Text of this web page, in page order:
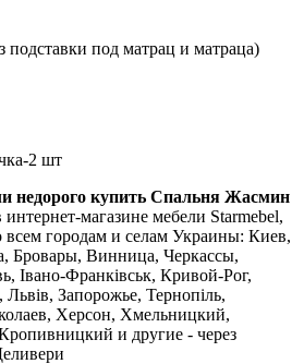
подставки под матрац и матраца)
2 шт
недорого купить Спальня Жасмин
интернет-магазине мебели Starmebel,
всем городам и селам Украины: Киев,
Бровары, Винница, Черкассы,
Івано-Франківськ, Кривой-Рог,
Запорожье, Тернопіль,
Херсон, Хмельницкий,
и другие - через